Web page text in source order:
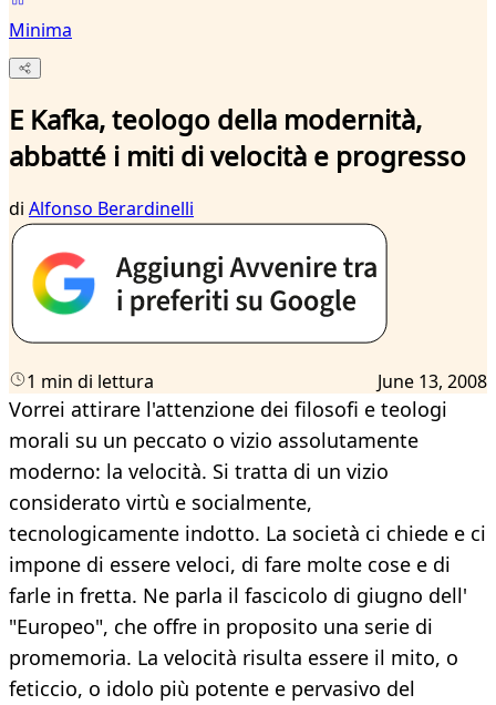
Minima
E Kafka, teologo della modernità,
abbatté i miti di velocità e progresso
di Alfonso Berardinelli
1 min di lettura June 13, 2008
Vorrei attirare l'attenzione dei filosofi e teologi
morali su un peccato o vizio assolutamente
moderno: la velocità. Si tratta di un vizio
considerato virtù e socialmente,
tecnologicamente indotto. La società ci chiede e ci
impone di essere veloci, di fare molte cose e di
farle in fretta. Ne parla il fascicolo di giugno dell'
"Europeo", che offre in proposito una serie di
promemoria. La velocità risulta essere il mito, o
feticcio, o idolo più potente e pervasivo del